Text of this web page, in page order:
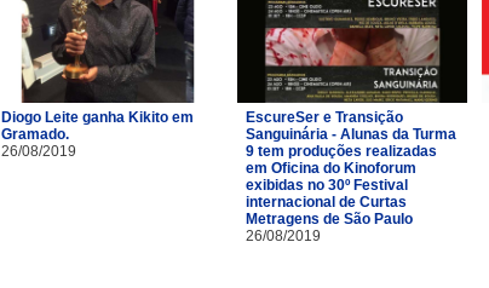
Diogo Leite ganha Kikito em
Gramado.
26/08/2019
EscureSer e Transição
Sanguinária - Alunas da Turma
9 tem produções realizadas
em Oficina do Kinoforum
exibidas no 30º Festival
internacional de Curtas
Metragens de São Paulo
26/08/2019